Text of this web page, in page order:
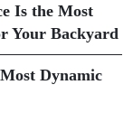
Is the Most
Your Backyard
Dynamic